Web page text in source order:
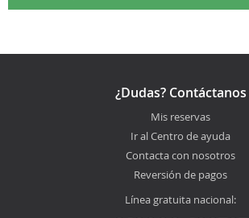
¿Dudas? Contáctanos
Mis reservas
Ir al Centro de ayuda
Contacta con nosotros
Reversión de pagos
Línea gratuita nacional: